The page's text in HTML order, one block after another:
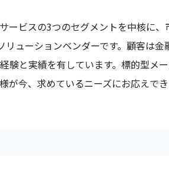
ービスの3つのセグメントを中核に、
ューションベンダーです。顧客は金
験と実績を有しています。標的型メ
が今、求めているニーズにお応えで